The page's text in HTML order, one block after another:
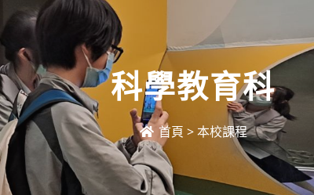
科學教育科
首頁 > 本校課程